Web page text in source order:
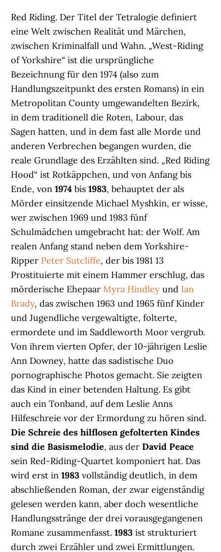
Red Riding. Der Titel der Tetralogie definiert
eine Welt zwischen Realität und Märchen,
zwischen Kriminalfall und Wahn. „West-Riding
of Yorkshire“ ist die ursprüngliche
Bezeichnung für den 1974 (also zum
Handlungszeitpunkt des ersten Romans) in ein
Metropolitan County umgewandelten Bezirk,
in dem traditionell die Roten, Labour, das
Sagen hatten, und in dem fast alle Morde und
anderen Verbrechen begangen wurden, die
reale Grundlage des Erzählten sind. „Red Riding
Hood“ ist Rotkäppchen, und von Anfang bis
Ende, von1974 bis1983, behauptet der als
Mörder einsitzende Michael Myshkin, er wisse,
wer zwischen 1969 und 1983 fünf
Schulmädchen umgebracht hat: der Wolf. Am
realen Anfang stand neben dem Yorkshire-
Ripper Peter Sutcliffe, der bis 1981 13
Prostituierte mit einem Hammer erschlug, das
mörderische EhepaarMyra Hindley und Ian
Brady, das zwischen 1963 und 1965 fünf Kinder
und Jugendliche vergewaltigte, folterte,
ermordete und im Saddleworth Moor vergrub.
Von ihrem vierten Opfer, der 10-jährigen Leslie
Ann Downey, hatte das sadistische Duo
pornographische Photos gemacht. Sie zeigten
das Kind in einer betenden Haltung. Es gibt
auch ein Tonband, auf dem Leslie Anns
Hilfeschreie vor der Ermordung zu hören sind.
Die Schreie des hilflosen gefolterten Kindes
sind die Basismelodie, aus derDavid Peace
sein Red-Riding-Quartet komponiert hat. Das
wird erst in1983 vollständig deutlich, in dem
abschließenden Roman, der zwar eigenständig
gelesen werden kann, aber doch wesentliche
Handlungsstränge der drei vorausgegangenen
Romane zusammenfasst.1983 ist strukturiert
durch zwei Erzähler und zwei Ermittlungen.